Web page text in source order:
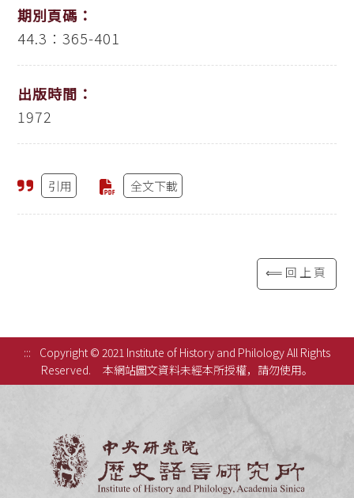
期別頁碼：
44.3：365-401
出版時間：
1972
引用 全文下載
⟸回上頁
:::
Copyright © 2021 Institute of History and Philology All Rights
Reserved.
本網站圖文資料未經本所授權，請勿使用。